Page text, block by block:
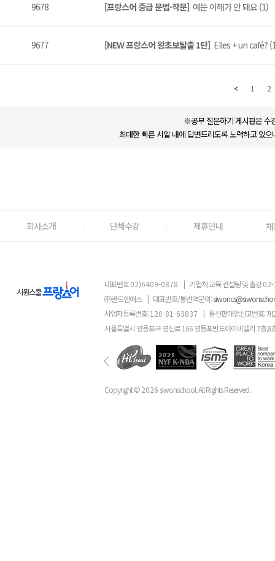
9678 [프랑스어 중급 문법·작문] 예문 이해가 안 돼요 (1)
9677 [NEW 프랑스어 왕초보탈출 1탄] Elles + un café?
1 2
※공부 질문하기 게시판은 수
최대한 빠른 시일 내에 답변드리도록 노력하고 있
회사소개 단체수강 제휴안내
대표번호02)6409-0878 | 기업체 교육 컨설팅 및 출강
㈜골드앤에스 | 대표번호/통번역문의:
사업자등록번호:120-81-63837 | 통신판매업신고번호: 제
서울특별시 영등포구 영신로 166 영등포반도아이비밸리 7층,8
Copyright ©2026 siwonschool. All Rights Reserved.